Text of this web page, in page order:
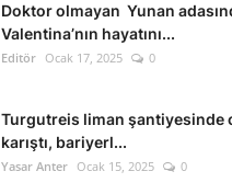
Doktor olmayan Yunan
Valentina’nın hayatını...
Editör Ocak 17, 2025 0
Turgutreis liman şantiyesinde
karıştı, bariyerl...
Yasar Anter Ocak 15, 2025 0